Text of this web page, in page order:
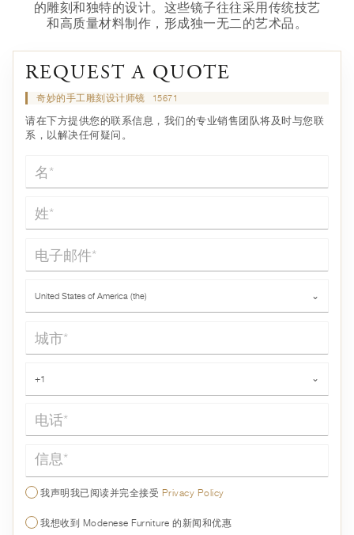
的雕刻和独特的设计。这些镜子往往采用传统技艺
和高质量材料制作，形成独一无二的艺术品。
REQUEST A QUOTE
奇妙的手工雕刻设计师镜 15671
请在下方提供您的联系信息，我们的专业销售团队将及时与您联
系，以解决任何疑问。
名*
姓*
电子邮件*
United States of America (the) ⌄
城市*
+1 ⌄
信息*
我声明我已阅读并完全接受 Privacy Policy
我想收到 Modenese Furniture 的新闻和优惠